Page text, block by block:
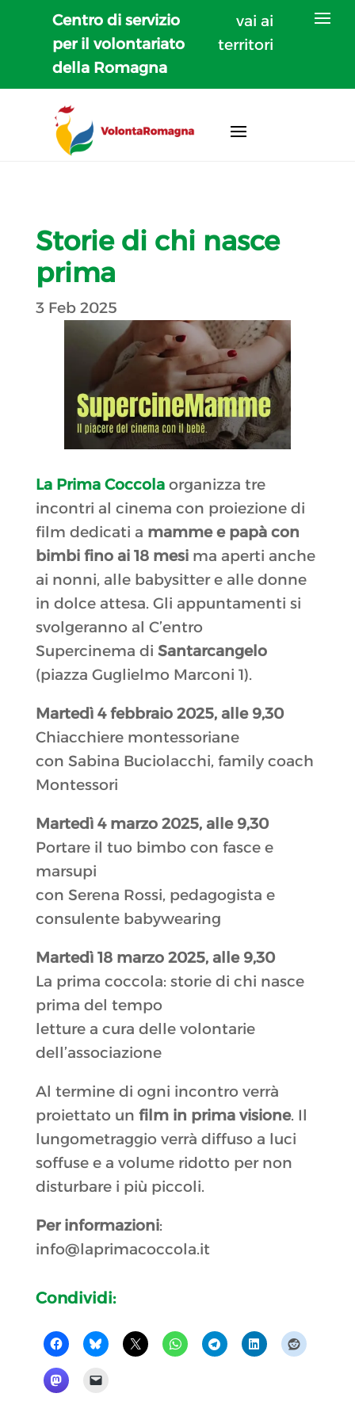
Centro di servizio
per il volontariato
della Romagna
vai ai
territori
Storie di chi nasce
prima
3 Feb 2025
La Prima Coccolaorganizza tre
incontri al cinema con proiezione di
film dedicati a mamme e papà con
bimbi fino ai 18 mesima aperti anche
ai nonni, alle babysitter e alle donne
in dolce attesa. Gli appuntamenti si
svolgeranno al C’entro
Supercinema di Santarcangelo
(piazza Guglielmo Marconi 1).
Martedì 4 febbraio 2025, alle 9,30
Chiacchiere montessoriane
con Sabina Buciolacchi, family coach
Montessori
Martedì 4 marzo 2025, alle 9,30
Portare il tuo bimbo con fasce e
marsupi
con Serena Rossi, pedagogista e
consulente babywearing
Martedì 18 marzo 2025, alle 9,30
La prima coccola: storie di chi nasce
prima del tempo
letture a cura delle volontarie
dell’associazione
Al termine di ogni incontro verrà
proiettato un film in prima visione. Il
lungometraggio verrà diffuso a luci
soffuse e a volume ridotto per non
disturbare i più piccoli.
Per informazioni:
info@laprimacoccola.it
Condividi: